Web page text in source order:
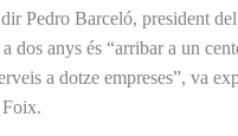
Pedro Barceló, president
dos anys és “arribar a un
a dotze empreses”, va
Foix.